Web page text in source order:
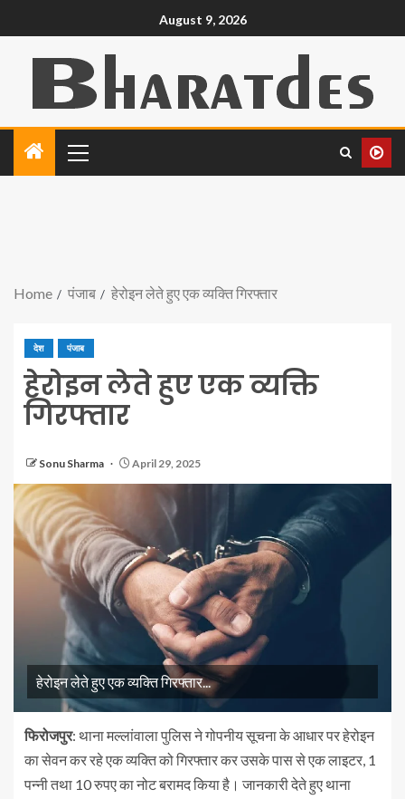
August 9, 2026
Home पंजाब हेरोइन लेते हुए एक व्यक्ति गिरफ्तार
देश पंजाब
हेरोइन लेते हुए एक व्यक्ति
गिरफ्तार
Sonu Sharma April 29, 2025
हेरोइन लेते हुए एक व्यक्ति गिरफ्तार...
फिरोजपुर: थाना मल्लांवाला पुलिस ने गोपनीय सूचना के आधार पर हेरोइन
का सेवन कर रहे एक व्यक्ति को गिरफ्तार कर उसके पास से एक लाइटर, 1
पन्नी तथा 10 रुपए का नोट बरामद किया है। जानकारी देते हुए थाना